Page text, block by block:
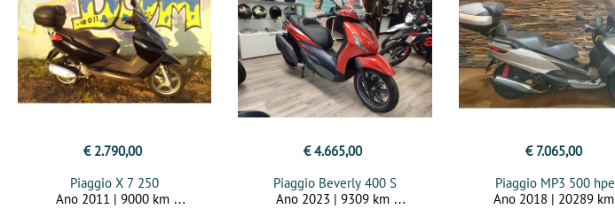
€ 2.790,00
Piaggio X 7 250
Ano 2011 | 9000 km
€ 4.665,00
Piaggio Beverly 400 S
Ano 2023 | 9309 km
€ 7.065,00
Piaggio MP3 500 hpe
Ano 2018 | 20289 km